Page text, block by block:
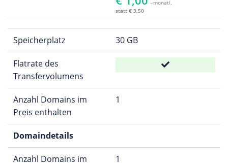
- monatl.
statt € 3,50
Speicherplatz 30 GB
Flatrate des
Transfervolumens
Anzahl Domains im
Preis enthalten
1
Domaindetails
Anzahl Domains im
1